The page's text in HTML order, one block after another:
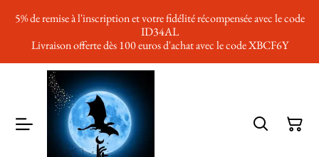
5% de remise à l'inscription et votre fidélité récompensée avec le code
ID34AL
Livraison offerte dès 100 euros d'achat avec le code XBCF6Y